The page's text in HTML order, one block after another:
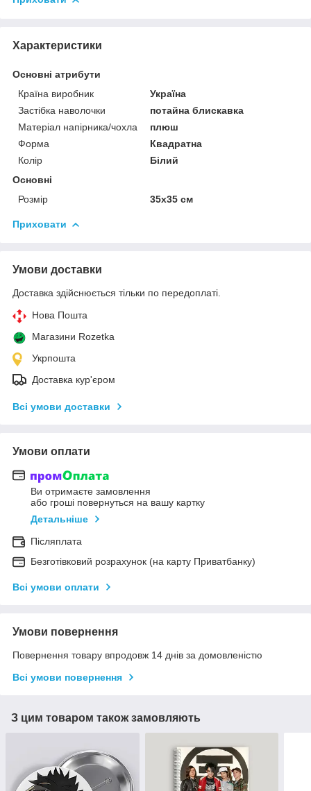
Характеристики
Основні атрибути
Країна виробник
Україна
Застібка наволочки
потайна блискавка
Матеріал напірника/чохла
плюш
Форма
Квадратна
Колір
Білий
Основні
Розмір
35x35 см
Приховати
Умови доставки
Доставка здійснюється тільки по передоплаті.
Нова Пошта
Магазини Rozetka
Укрпошта
Доставка кур'єром
Всі умови доставки
Умови оплати
Ви отримаєте замовлення
або гроші повернуться на вашу картку
Детальніше
Післяплата
Безготівковий розрахунок (на карту Приватбанку)
Всі умови оплати
Умови повернення
Повернення товару впродовж 14 днів за домовленістю
Всі умови повернення
З цим товаром також замовляють